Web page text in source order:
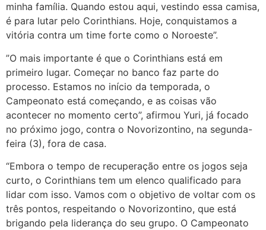
minha família. Quando estou aqui, vestindo essa camisa,
é para lutar pelo Corinthians. Hoje, conquistamos a
vitória contra um time forte como o Noroeste”.
”O mais importante é que o Corinthians está em
primeiro lugar. Começar no banco faz parte do
processo. Estamos no início da temporada, o
Campeonato está começando, e as coisas vão
acontecer no momento certo”, afirmou Yuri, já focado
no próximo jogo, contra o Novorizontino, na segunda-
feira (3), fora de casa.
“Embora o tempo de recuperação entre os jogos seja
curto, o Corinthians tem um elenco qualificado para
lidar com isso. Vamos com o objetivo de voltar com os
três pontos, respeitando o Novorizontino, que está
brigando pela liderança do seu grupo. O Campeonato